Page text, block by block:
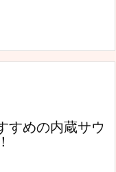
すめの内蔵サウ